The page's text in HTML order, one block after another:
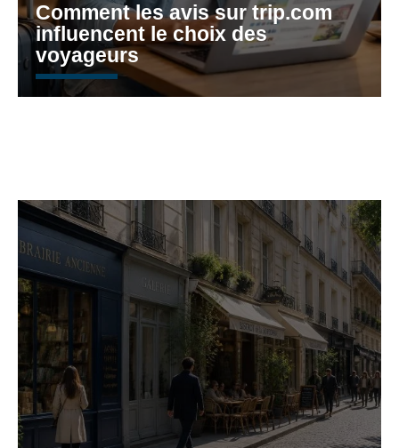
Comment les avis sur trip.com
influencent le choix des
voyageurs